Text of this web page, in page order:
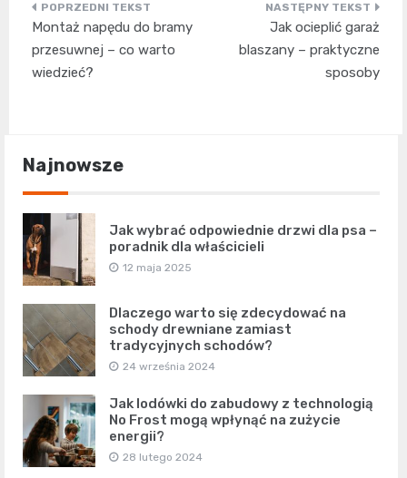
Nawigacja
wpisu
Montaż napędu do bramy
przesuwnej – co warto
wiedzieć?
Jak ocieplić garaż
blaszany – praktyczne
sposoby
Najnowsze
Jak wybrać odpowiednie drzwi dla psa –
poradnik dla właścicieli
12 maja 2025
Dlaczego warto się zdecydować na
schody drewniane zamiast
tradycyjnych schodów?
24 września 2024
Jak lodówki do zabudowy z technologią
No Frost mogą wpłynąć na zużycie
energii?
28 lutego 2024